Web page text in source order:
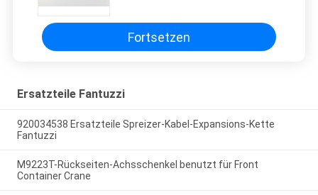
Fortsetzen
Ersatzteile Fantuzzi
920034538 Ersatzteile Spreizer-Kabel-Expansions-Kette
Fantuzzi
M9223T-Rückseiten-Achsschenkel benutzt für Front
Container Crane